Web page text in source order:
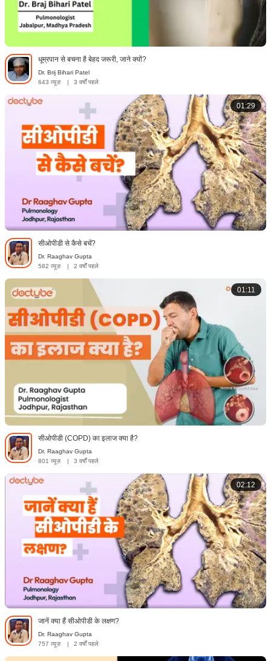
धूम्रपान से बचना है बेहद जरूरी, जाने क्यों?
Dr. Brij Bihari Patel
643 व्यूज़
3 वर्षों पहले
01:29
सीओपीडी से कैसे बचें?
Dr. Raaghav Gupta
582 व्यूज़
| 2 वर्षों पहले
01:11
सीओपीडी (COPD) का इलाज क्या है?
Dr. Raaghav Gupta
801 व्यूज़
| 3 वर्षों पहले
02:12
जानें क्या हैं सीओपीडी के लक्षण?
Dr. Raaghav Gupta
757 व्यूज़
| 2 वर्षों पहले